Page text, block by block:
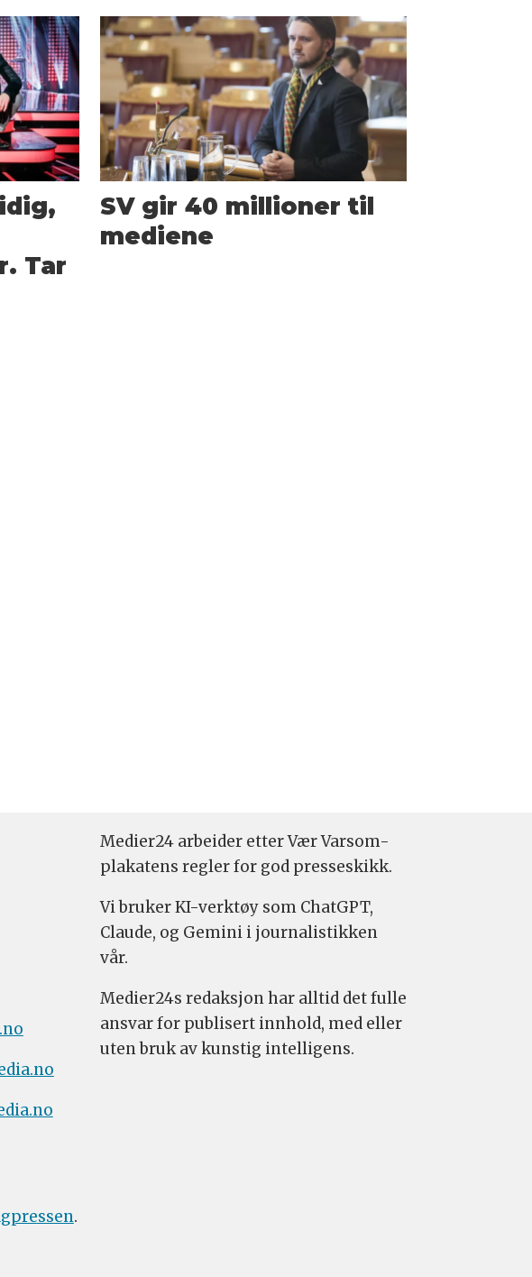
Tar
SV gir 40 millioner til
mediene
.
Medier24 arbeider etter Vær Varsom-
plakatens regler for god presseskikk.
Vi bruker KI-verktøy som ChatGPT,
Claude, og Gemini i journalistikken
vår.
Medier24s redaksjon har alltid det fulle
ansvar for publisert innhold, med eller
uten bruk av kunstig intelligens.